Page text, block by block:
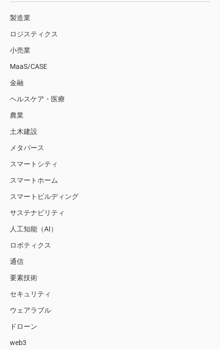
製造業
ロジスティクス
小売業
MaaS/CASE
金融
ヘルスケア・医療
農業
土木建設
メタバース
スマートシティ
スマートホーム
スマートビルディング
サステナビリティ
人工知能（AI）
ロボティクス
通信
要素技術
セキュリティ
ウェアラブル
ドローン
web3